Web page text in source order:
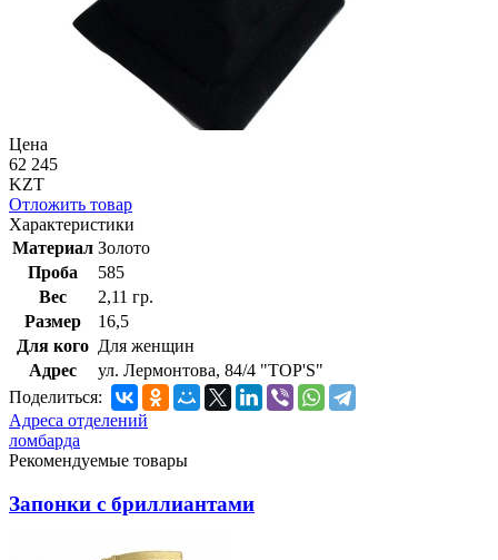
Цена
62 245
KZT
Отложить товар
Характеристики
Материал Золото
Проба
585
Вес
2,11 гр.
Размер
16,5
Для кого Для женщин
Адрес
ул. Лермонтова, 84/4 "TOP'S"
Поделиться:
Адреса отделений
ломбарда
Рекомендуемые товары
Запонки с бриллиантами